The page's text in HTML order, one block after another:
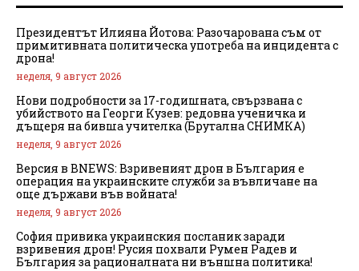
Президентът Илияна Йотова: Разочарована съм от
примитивната политическа употреба на инцидента с
дрона!
неделя, 9 август 2026
Нови подробности за 17-годишната, свързвана с
убийството на Георги Кузев: редовна ученичка и
дъщеря на бивша учителка (Брутална СНИМКА)
неделя, 9 август 2026
Версия в BNEWS: Взривеният дрон в България е
операция на украинските служби за въвличане на
още държави във войната!
неделя, 9 август 2026
София привика украинския посланик заради
взривения дрон! Русия похвали Румен Радев и
България за рационалната ни външна политика!